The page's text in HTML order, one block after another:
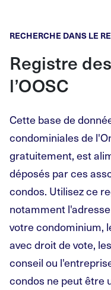
RECHERCHE DANS LE
Registre
l’OOSC
Cette base de
condominiales de
gratuitement, est
déposés par ces
condos. Utilisez ce
notamment
votre condominium,
avec droit de vote,
conseil ou
condos ne peut être